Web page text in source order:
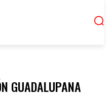
GUADALUPANA